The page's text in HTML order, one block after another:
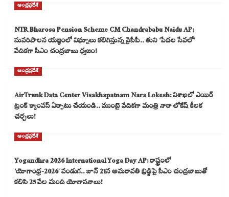
ఆంధ్రప్రదేశ్
NTR Bharosa Pension Scheme CM Chandrababu Naidu AP:
సుపరిపాలన యజ్ఞంలో విఘ్నాలు కలిగిస్తున్న వైసీపీ.. తుని ‘పేదల సేవలో’
వేదికగా సీఎం చంద్రబాబు ధ్వజం!
ఆంధ్రప్రదేశ్
AirTrunk Data Center Visakhapatnam Nara Lokesh: విశాఖలో ఎయిర్
ట్రంక్ క్యాంపస్ ఏర్పాటు చేయండి.. ముంబై వేదికగా మంత్రి నారా లోకేష్ కీలక
చర్చలు!
ఆంధ్రప్రదేశ్
Yogandhra 2026 International Yoga Day AP: రాష్ట్రంలో
‘యోగాంధ్ర-2026’ పండుగ.. జూన్ 21న అమరావతి బ్రిడ్జిపై సీఎం చంద్రబాబుతో
కలిసి 25 వేల మంది యోగాసనాలు!